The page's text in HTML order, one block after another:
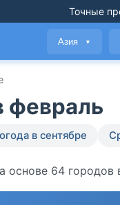
Точные
Азия ▼
февраль
в сентябре
основе 64 городов